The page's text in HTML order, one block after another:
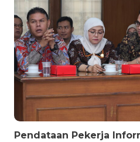
Pendataan Pekerja